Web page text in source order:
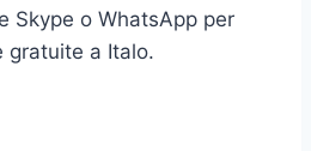
Skype o WhatsApp per
gratuite a Italo.